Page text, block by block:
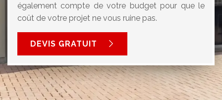
également compte de votre budget pour que le
coût de votre projet ne vous ruine pas.
DEVIS GRATUIT